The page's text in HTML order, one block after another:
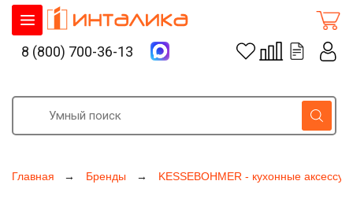
Главная Бренды KESSEBOHMER - кухонные
8 (800) 700-36-13